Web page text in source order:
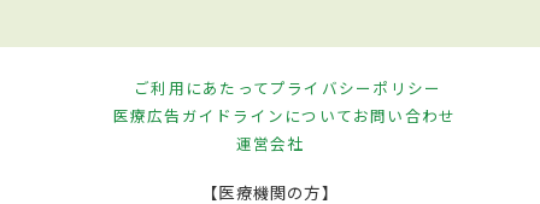
ご利用にあたってプライバシーポリシー
医療広告ガイドラインについてお問い合わせ
運営会社
【医療機関の方】